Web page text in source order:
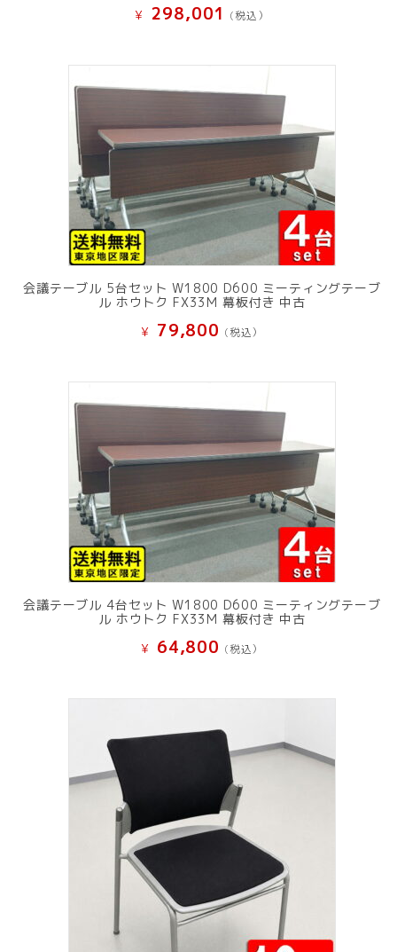
¥ 298,001 (税込）
会議テーブル 5台セット W1800 D600 ミーティングテーブ
ル ホウトク FX33M 幕板付き 中古
¥ 79,800 (税込）
会議テーブル 4台セット W1800 D600 ミーティングテーブ
ル ホウトク FX33M 幕板付き 中古
¥ 64,800 (税込）